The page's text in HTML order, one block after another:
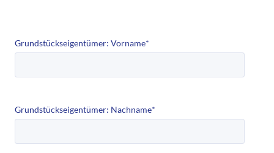
Grundstückseigentümer: Vorname*
Grundstückseigentümer: Nachname*